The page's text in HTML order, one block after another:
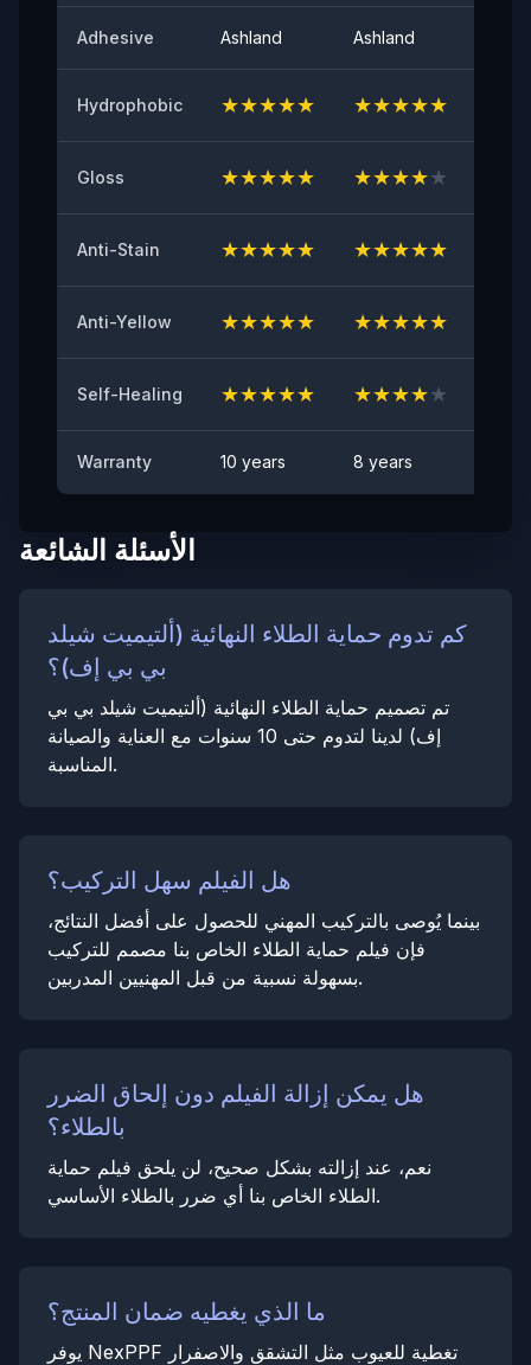
اللاصق الأولي
≤2
مقاومة البقع
لا توجد بقع مرئية
Adhesive Ashland Ashland
Hydrophobic ★★★★★ ★★★★★
Gloss ★★★★★ ★★★★★
Anti-Stain ★★★★★ ★★★★★
Anti-Yellow ★★★★★ ★★★★★
Self-Healing ★★★★★ ★★★★★
Warranty 10 years 8 years
الأسئلة الشائعة
كم تدوم حماية الطلاء النهائية (ألتيميت شيلد
بي بي إف)؟
تم تصميم حماية الطلاء النهائية (ألتيميت شيلد بي بي
إف) لدينا لتدوم حتى 10 سنوات مع العناية والصيانة
المناسبة.
هل الفيلم سهل التركيب؟
بينما يُوصى بالتركيب المهني للحصول على أفضل النتائج،
فإن فيلم حماية الطلاء الخاص بنا مصمم للتركيب
بسهولة نسبية من قبل المهنيين المدربين.
هل يمكن إزالة الفيلم دون إلحاق الضرر
بالطلاء؟
نعم، عند إزالته بشكل صحيح، لن يلحق فيلم حماية
الطلاء الخاص بنا أي ضرر بالطلاء الأساسي.
ما الذي يغطيه ضمان المنتج؟
يوفر NexPPF تغطية للعيوب مثل التشقق والاصفرار